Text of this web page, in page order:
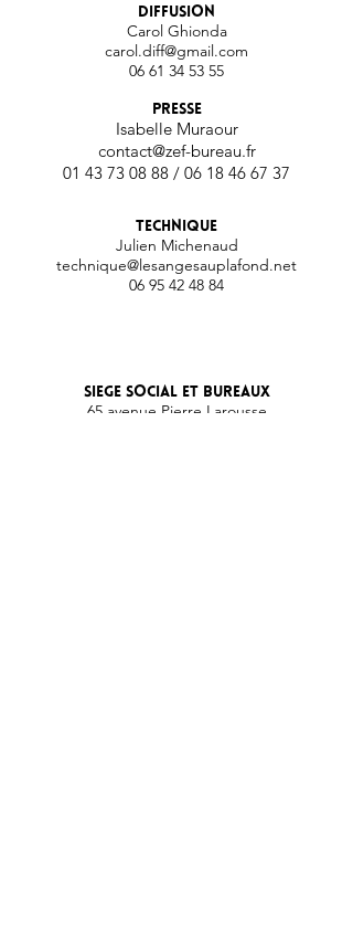
Diffusion
Carol Ghionda
carol.diff@gmail.com
06 61 34 53 55
PRESSE
Isabelle Muraour
contact@zef-bureau.fr
01 43 73 08 88 / 06 18 46 67 37
Technique
Julien Michenaud
technique@lesangesauplafond.net
06 95 42 48 84
Siege social et bureaux
65 avenue Pierre Larousse